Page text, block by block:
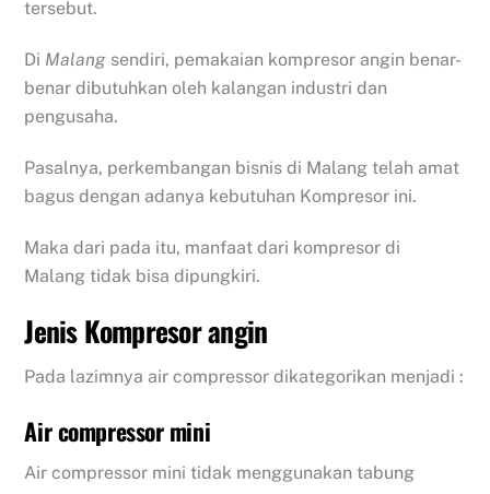
tersebut.
Di Malang sendiri, pemakaian kompresor angin benar-
benar dibutuhkan oleh kalangan industri dan
pengusaha.
Pasalnya, perkembangan bisnis di Malang telah amat
bagus dengan adanya kebutuhan Kompresor ini.
Maka dari pada itu, manfaat dari kompresor di
Malang tidak bisa dipungkiri.
Jenis Kompresor angin
Pada lazimnya air compressor dikategorikan menjadi :
Air compressor mini
Air compressor mini tidak menggunakan tabung